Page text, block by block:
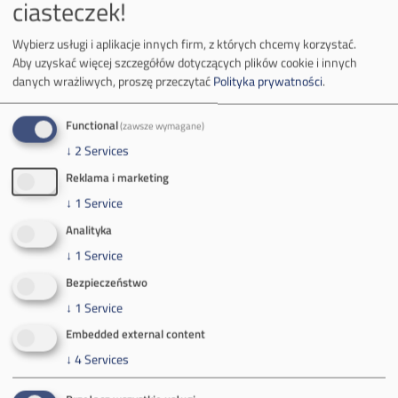
Władze spółki
Spółka Południowy Koncern Węglowy
Zakład Górniczy Brzeszcze
Zakład Górniczy Janina
Zakład Górniczy Sobieski
ciasteczek!
Wybierz usługi i aplikacje innych firm, z których chcemy korzystać.
Aby uzyskać więcej szczegółów dotyczących plików cookie i innych
danych wrażliwych, proszę przeczytaćPolityka prywatności.
Functional(zawsze wymagane)
↓ 2Services
Reklama i marketing
↓ 1 Service
Analityka
↓ 1 Service
Bezpieczeństwo
↓ 1 Service
Embedded external content
↓ 4Services